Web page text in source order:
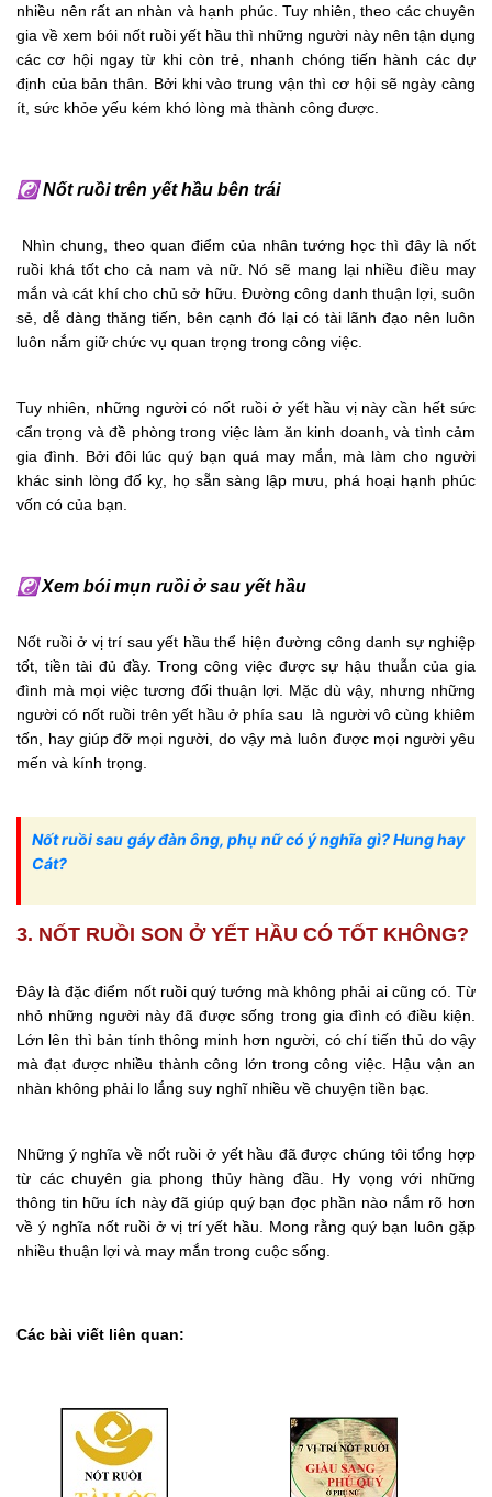
nhiều nên rất an nhàn và hạnh phúc. Tuy nhiên, theo các chuyên
gia về xem bói nốt ruồi yết hầu thì những người này nên tận dụng
các cơ hội ngay từ khi còn trẻ, nhanh chóng tiến hành các dự
định của bản thân. Bởi khi vào trung vận thì cơ hội sẽ ngày càng
ít, sức khỏe yếu kém khó lòng mà thành công được.
☯Nốt ruồi trên yết hầu bên trái
Nhìn chung, theo quan điểm của nhân tướng học thì đây là nốt
ruồi khá tốt cho cả nam và nữ. Nó sẽ mang lại nhiều điều may
mắn và cát khí cho chủ sở hữu. Đường công danh thuận lợi, suôn
sẻ, dễ dàng thăng tiến, bên cạnh đó lại có tài lãnh đạo nên luôn
luôn nắm giữ chức vụ quan trọng trong công việc.
Tuy nhiên, những người có nốt ruồi ở yết hầu vị này cần hết sức
cẩn trọng và đề phòng trong việc làm ăn kinh doanh, và tình cảm
gia đình. Bởi đôi lúc quý bạn quá may mắn, mà làm cho người
khác sinh lòng đố kỵ, họ sẵn sàng lập mưu, phá hoại hạnh phúc
vốn có của bạn.
☯Xem bói mụn ruồi ở sau yết hầu
Nốt ruồi ở vị trí sau yết hầu thể hiện đường công danh sự nghiệp
tốt, tiền tài đủ đầy. Trong công việc được sự hậu thuẫn của gia
đình mà mọi việc tương đối thuận lợi. Mặc dù vậy, nhưng những
người có nốt ruồi trên yết hầu ở phía sau là người vô cùng khiêm
tốn, hay giúp đỡ mọi người, do vậy mà luôn được mọi người yêu
mến và kính trọng.
Nốt ruồi sau gáy đàn ông, phụ nữ có ý nghĩa gì? Hung hay
Cát?
3. NỐT RUỒI SON Ở YẾT HẦU CÓ TỐT KHÔNG?
Đây là đặc điểm nốt ruồi quý tướng mà không phải ai cũng có. Từ
nhỏ những người này đã được sống trong gia đình có điều kiện.
Lớn lên thì bản tính thông minh hơn người, có chí tiến thủ do vậy
mà đạt được nhiều thành công lớn trong công việc. Hậu vận an
nhàn không phải lo lắng suy nghĩ nhiều về chuyện tiền bạc.
Những ý nghĩa về nốt ruồi ở yết hầu đã được chúng tôi tổng hợp
từ các chuyên gia phong thủy hàng đầu. Hy vọng với những
thông tin hữu ích này đã giúp quý bạn đọc phần nào nắm rõ hơn
về ý nghĩa nốt ruồi ở vị trí yết hầu. Mong rằng quý bạn luôn gặp
nhiều thuận lợi và may mắn trong cuộc sống.
Các bài viết liên quan: